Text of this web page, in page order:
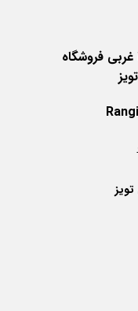
اهواز کیان آباد نبش خیابان 12 غربی فروشگاه